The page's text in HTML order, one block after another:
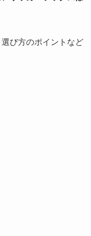
び方のポイントなど